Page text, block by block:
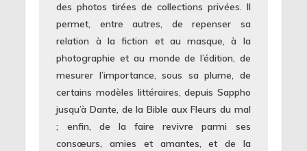
des photos tirées de collections privées. Il
permet, entre autres, de repenser sa
relation à la fiction et au masque, à la
photographie et au monde de l’édition, de
mesurer l’importance, sous sa plume, de
certains modèles littéraires, depuis Sappho
jusqu’à Dante, de la Bible aux Fleurs du mal
; enfin, de la faire revivre parmi ses
consœurs, amies et amantes, et de la